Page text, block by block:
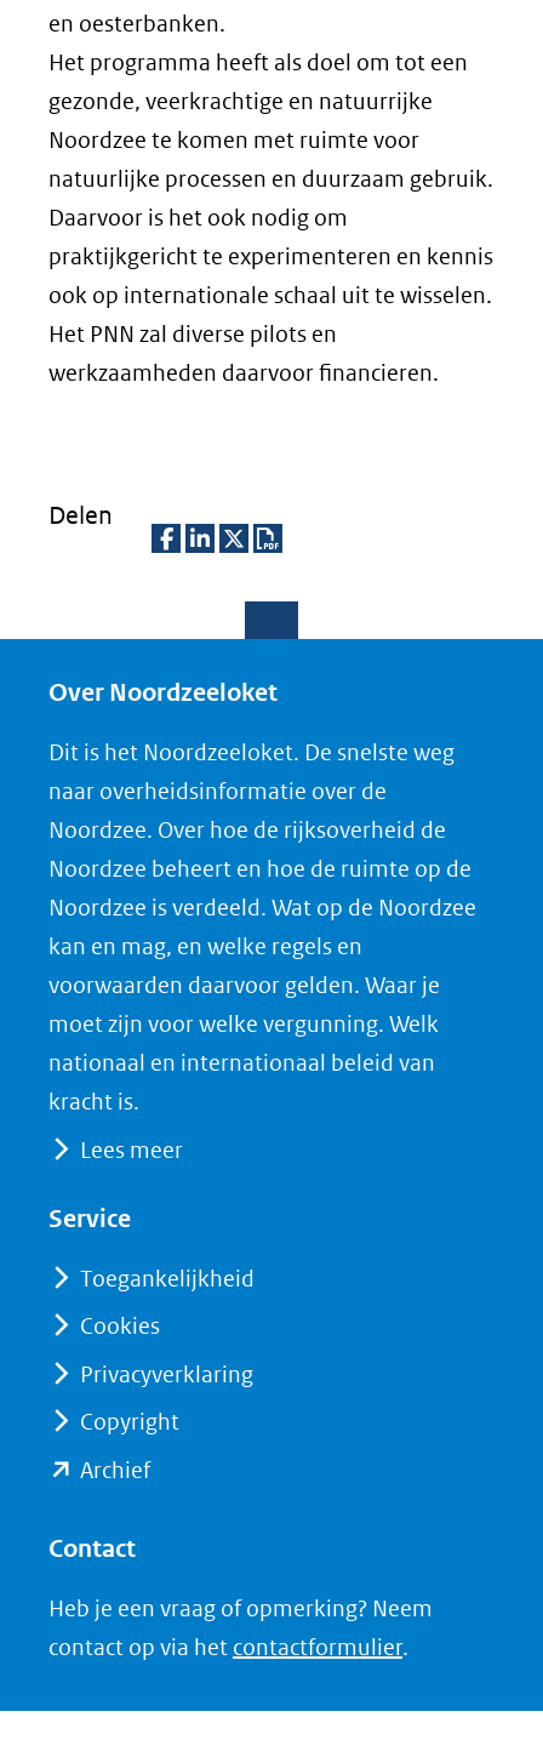
en oesterbanken.
Het programma heeft als doel om tot een
gezonde, veerkrachtige en natuurrijke
Noordzee te komen met ruimte voor
natuurlijke processen en duurzaam gebruik.
Daarvoor is het ook nodig om
praktijkgericht te experimenteren en kennis
ook op internationale schaal uit te wisselen.
Het PNN zal diverse pilots en
werkzaamheden daarvoor financieren.
Delen
e
o
p
F
a
c
e
b
o
o
in
(verwijst
een
andere
website)
e
o
p
L
i
n
k
e
d
I
(verwijst
andere
e
o
p
X
(opent
in
nieuw
venster)
(verwijst
naar
n
o
a
d
P
D
F
Over Noordzeeloket
Dit is het Noordzeeloket. De snelste weg
naar overheidsinformatie over de
Noordzee. Over hoe de rijksoverheid de
Noordzee beheert en hoe de ruimte op de
Noordzee is verdeeld. Wat op de Noordzee
kan en mag, en welke regels en
voorwaarden daarvoor gelden. Waar je
moet zijn voor welke vergunning. Welk
nationaal en internationaal beleid van
kracht is.
Lees meer
Service
Toegankelijkheid
Cookies
Privacyverklaring
Copyright
Archief(opent
(verwijst
naar
Contact
Heb je een vraag of opmerking? Neem
contact op via het contactformulier.